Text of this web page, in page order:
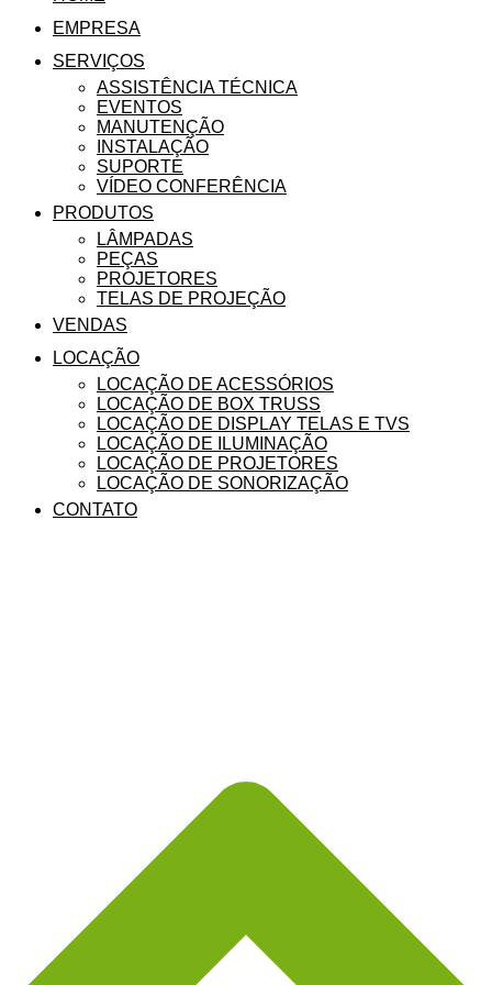
EMPRESA
SERVIÇOS
ASSISTÊNCIA TÉCNICA
EVENTOS
MANUTENÇÃO
INSTALAÇÃO
SUPORTE
VÍDEO CONFERÊNCIA
PRODUTOS
LÂMPADAS
PEÇAS
PROJETORES
TELAS DE PROJEÇÃO
VENDAS
LOCAÇÃO
LOCAÇÃO DE ACESSÓRIOS
LOCAÇÃO DE BOX TRUSS
LOCAÇÃO DE DISPLAY TELAS E TVS
LOCAÇÃO DE ILUMINAÇÃO
LOCAÇÃO DE PROJETORES
LOCAÇÃO DE SONORIZAÇÃO
CONTATO